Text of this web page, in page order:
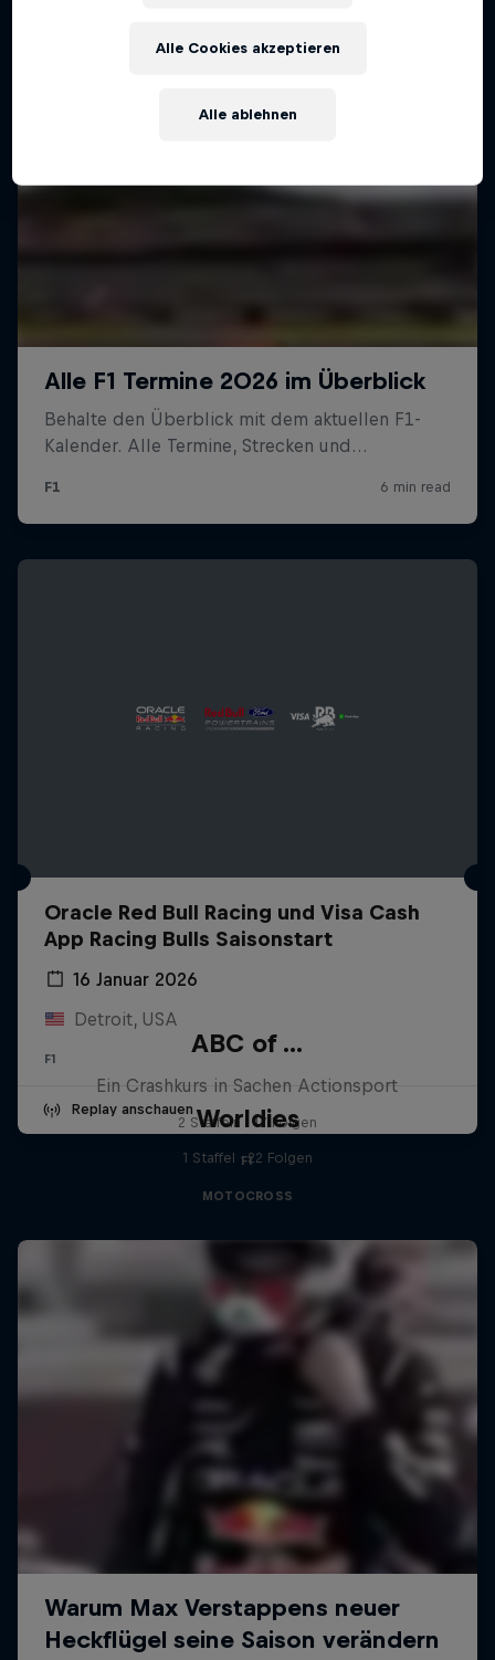
Oracle Red Bull Racing und Visa Cash
App Racing Bulls Saisonstart
16 Januar 2026
Detroit, USA
F1
Replay anschauen
ABC of ...
Ein Crashkurs in Sachen Actionsport
2 Staffeln · 17 Folgen
F1
Worldies
1 Staffel · 22 Folgen
MOTOCROSS
Alle ablehnen
Alle Cookies akzeptieren